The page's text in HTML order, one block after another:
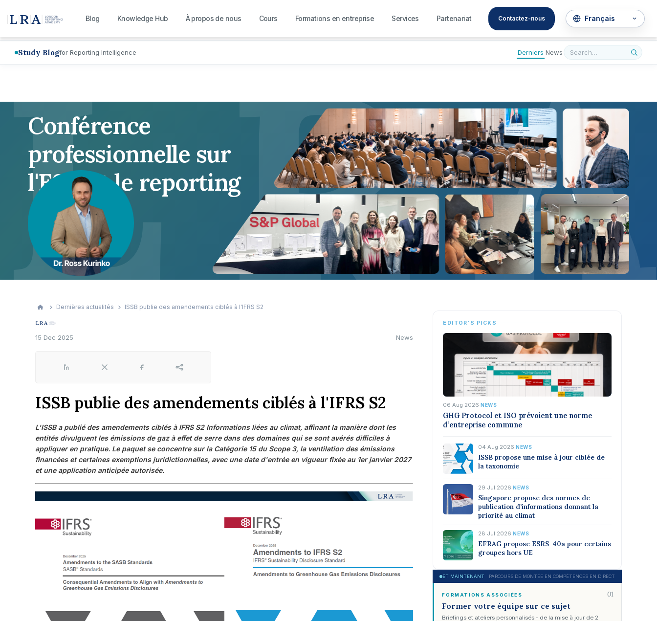
Blog Knowledge Hub À propos de nous Cours Formations en entreprise Services Partenariat Contactez-nous
Study Blogfor Reporting Intelligence Derniers News
Conférence
professionnelle sur
l'ESG et le reporting
LRA
Dernières actualités ISSB publie des amendements ciblés à l'IFRS S2
15 Dec 2025 News
LinkedIn X Facebook Share
ISSB publie des amendements ciblés à l'IFRS S2
L'ISSB a publié des amendements ciblés à IFRS S2 Informations liées au climat, affinant la manière dont les
entités divulguent les émissions de gaz à effet de serre dans des domaines qui se sont avérés difficiles à
appliquer en pratique. Le paquet se concentre sur la Catégorie 15 du Scope 3, la ventilation des émissions
financées et certaines exemptions juridictionnelles, avec une date d'entrée en vigueur fixée au 1er janvier 2027
et une application anticipée autorisée.
EDITOR'S PICKS
06 Aug 2026·NEWS
GHG Protocol et ISO prévoient une norme
d’entreprise commune
04 Aug 2026·NEWS
ISSB propose une mise à jour ciblée de
la taxonomie
29 Jul 2026·NEWS
Singapore propose des normes de
publication d’informations donnant la
priorité au climat
28 Jul 2026·NEWS
EFRAG propose ESRS-40a pour certains
groupes hors UE
ET MAINTENANT PARCOURS DE MONTÉE EN COMPÉTENCES EN DIRECT
FORMATIONS ASSOCIÉES 01
Former votre équipe sur ce sujet
Briefings et ateliers personnalisés - de la mise à jour de 2